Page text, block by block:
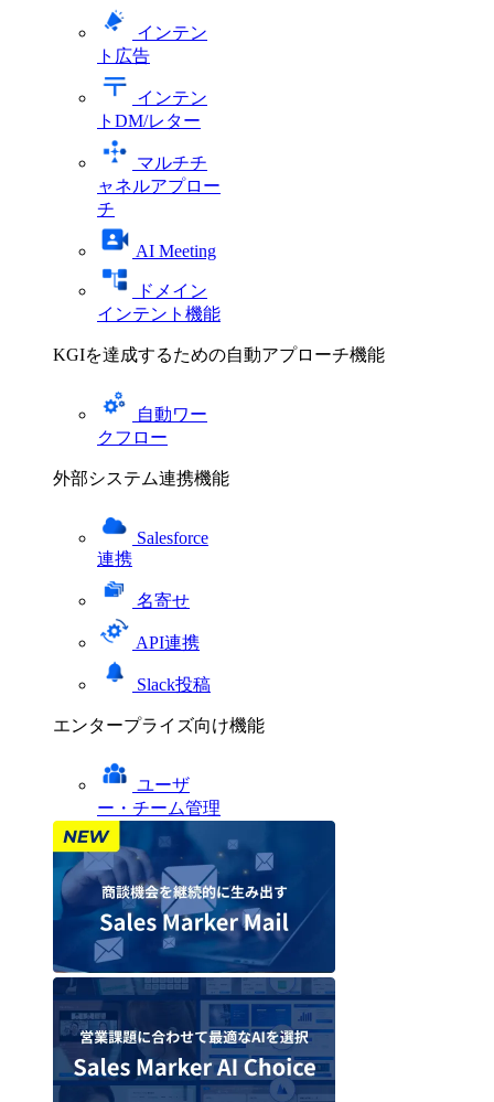
インテン
ト広告
インテン
トDM/レター
マルチチ
ャネルアプロー
チ
AI Meeting
ドメイン
インテント機能
KGIを達成するための自動アプローチ機能
自動ワー
クフロー
外部システム連携機能
Salesforce
連携
名寄せ
API連携
Slack投稿
エンタープライズ向け機能
ユーザ
ー・チーム管理